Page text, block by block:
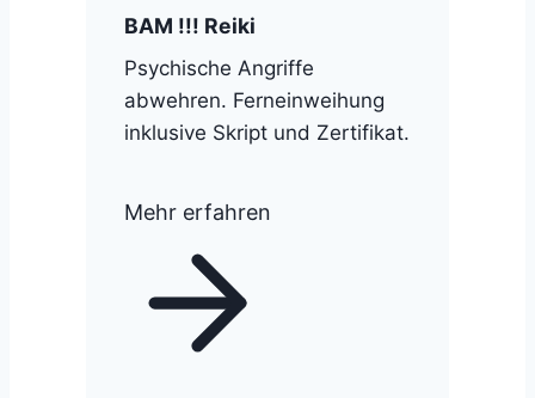
BAM !!! Reiki
Psychische Angriffe
abwehren. Ferneinweihung
inklusive Skript und Zertifikat.
Mehr erfahren